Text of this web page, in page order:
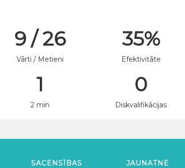
9 / 26
Vārti / Metieni
35%
Efektivitāte
1
2 min
0
Diskvalifikācijas
SACENSĪBAS JAUNATNE